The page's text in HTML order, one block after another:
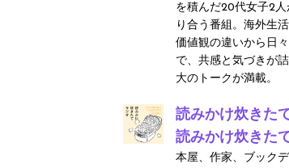
を積んだ20代女子2
り合う番組。海外生
価値観の違いから日
で、共感と気づきが
大のトークが満載。
読みかけ炊きた
読みかけ炊きた
本屋、作家、ブック